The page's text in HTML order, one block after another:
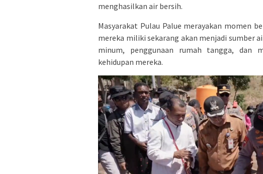
menghasilkan air bersih.
Masyarakat Pulau Palue merayakan momen
mereka miliki sekarang akan menjadi sumber
minum, penggunaan rumah tangga, dan
kehidupan mereka.